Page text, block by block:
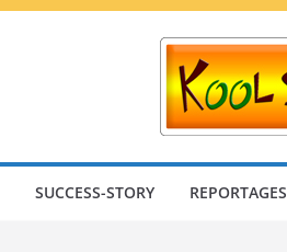
SUCCESS-STORY REPORTAGES